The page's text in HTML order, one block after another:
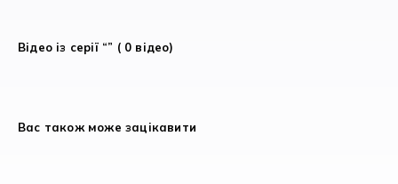
Відео із серії “” ( 0 відео)
Вас також може зацікавити